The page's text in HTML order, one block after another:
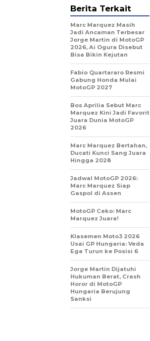
Berita Terkait
Marc Marquez Masih
Jadi Ancaman Terbesar
Jorge Martin di MotoGP
2026, Ai Ogura Disebut
Bisa Bikin Kejutan
Fabio Quartararo Resmi
Gabung Honda Mulai
MotoGP 2027
Bos Aprilia Sebut Marc
Marquez Kini Jadi Favorit
Juara Dunia MotoGP
2026
Marc Marquez Bertahan,
Ducati Kunci Sang Juara
Hingga 2028
Jadwal MotoGP 2026:
Marc Marquez Siap
Gaspol di Assen
MotoGP Ceko: Marc
Marquez Juara!
Klasemen Moto3 2026
Usai GP Hungaria: Veda
Ega Turun ke Posisi 6
Jorge Martin Dijatuhi
Hukuman Berat, Crash
Horor di MotoGP
Hungaria Berujung
Sanksi